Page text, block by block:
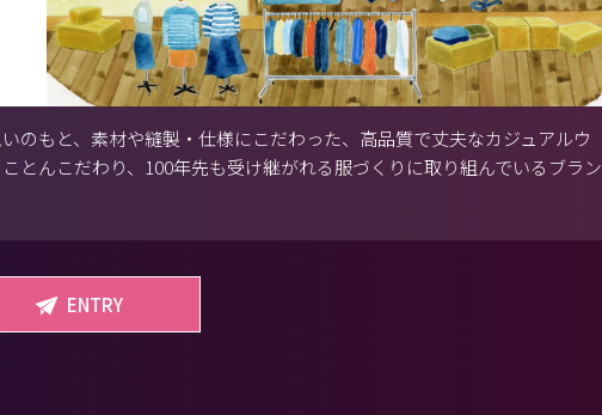
のもと、素材や縫製・仕様にこだわった、高品質で丈夫なカジュアルウ
とんこだわり、100年先も受け継がれる服づくりに取り組んでいるブラン
ENTRY